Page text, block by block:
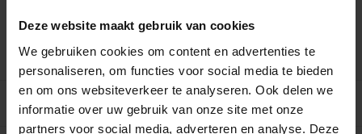
Deze website maakt gebruik van cookies
We gebruiken cookies om content en advertenties te
personaliseren, om functies voor social media te bieden
en om ons websiteverkeer te analyseren. Ook delen we
informatie over uw gebruik van onze site met onze
partners voor social media, adverteren en analyse. Deze
Productomschrijving
Gerelateerde producten